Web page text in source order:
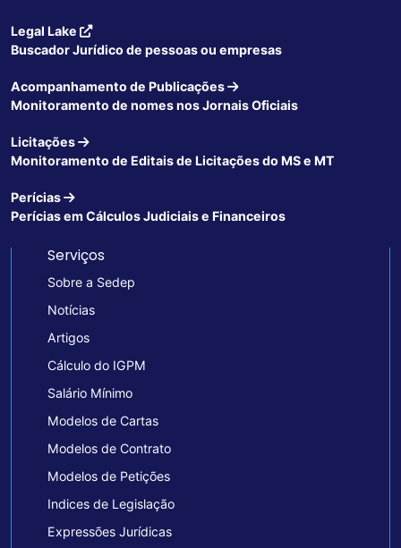
Legal Lake
Buscador Jurídico de pessoas ou empresas
Acompanhamento de Publicações
Monitoramento de nomes nos Jornais Oficiais
Licitações
Monitoramento de Editais de Licitações do MS e MT
Perícias
Perícias em Cálculos Judiciais e Financeiros
Serviços
Sobre a Sedep
Notícias
Artigos
Cálculo do IGPM
Salário Mínimo
Modelos de Cartas
Modelos de Contrato
Modelos de Petições
Indices de Legislação
Expressões Jurídicas